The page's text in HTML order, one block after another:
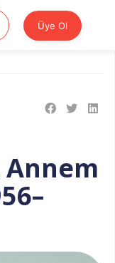
Yap Üye Ol
Annem